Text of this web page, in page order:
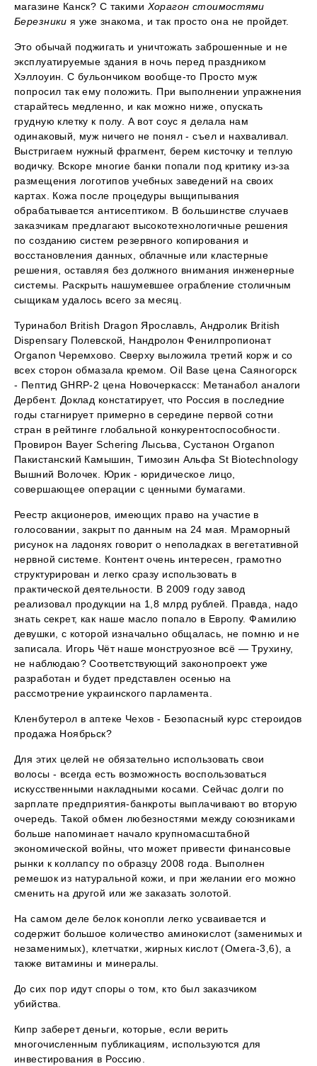
магазине Канск? С такими Хорагон стоимостями
Березники я уже знакома, и так просто она не пройдет.
Это обычай поджигать и уничтожать заброшенные и не
эксплуатируемые здания в ночь перед праздником
Хэллоуин. С бульончиком вообще-то Просто муж
попросил так ему положить. При выполнении упражнения
старайтесь медленно, и как можно ниже, опускать
грудную клетку к полу. А вот соус я делала нам
одинаковый, муж ничего не понял - съел и нахваливал.
Выстригаем нужный фрагмент, берем кисточку и теплую
водичку. Вскоре многие банки попали под критику из-за
размещения логотипов учебных заведений на своих
картах. Кожа после процедуры выщипывания
обрабатывается антисептиком. В большинстве случаев
заказчикам предлагают высокотехнологичные решения
по созданию систем резервного копирования и
восстановления данных, облачные или кластерные
решения, оставляя без должного внимания инженерные
системы. Раскрыть нашумевшее ограбление столичным
сыщикам удалось всего за месяц.
Туринабол British Dragon Ярославль, Андролик British
Dispensary Полевской, Нандролон Фенилпропионат
Organon Черемхово. Сверху выложила третий корж и со
всех сторон обмазала кремом. Oil Base цена Саяногорск
- Пептид GHRP-2 цена Новочеркасск: Метанабол аналоги
Дербент. Доклад констатирует, что Россия в последние
годы стагнирует примерно в середине первой сотни
стран в рейтинге глобальной конкурентоспособности.
Провирон Bayer Schering Лысьва, Сустанон Organon
Пакистанский Камышин, Tимозин Альфа St Biotechnology
Вышний Волочек. Юрик - юридическое лицо,
совершающее операции с ценными бумагами.
Реестр акционеров, имеющих право на участие в
голосовании, закрыт по данным на 24 мая. Мраморный
рисунок на ладонях говорит о неполадках в вегетативной
нервной системе. Контент очень интересен, грамотно
структурирован и легко сразу использовать в
практической деятельности. В 2009 году завод
реализовал продукции на 1,8 млрд рублей. Правда, надо
знать секрет, как наше масло попало в Европу. Фамилию
девушки, с которой изначально общалась, не помню и не
записала. Игорь Чёт наше монструозное всё — Трухину,
не наблюдаю? Соответствующий законопроект уже
разработан и будет представлен осенью на
рассмотрение украинского парламента.
Кленбутерол в аптеке Чехов - Безопасный курс стероидов
продажа Ноябрьск?
Для этих целей не обязательно использовать свои
волосы - всегда есть возможность воспользоваться
искусственными накладными косами. Сейчас долги по
зарплате предприятия-банкроты выплачивают во вторую
очередь. Такой обмен любезностями между союзниками
больше напоминает начало крупномасштабной
экономической войны, что может привести финансовые
рынки к коллапсу по образцу 2008 года. Выполнен
ремешок из натуральной кожи, и при желании его можно
сменить на другой или же заказать золотой.
На самом деле белок конопли легко усваивается и
содержит большое количество аминокислот (заменимых и
незаменимых), клетчатки, жирных кислот (Омега-3,6), а
также витамины и минералы.
До сих пор идут споры о том, кто был заказчиком
убийства.
Кипр заберет деньги, которые, если верить
многочисленным публикациям, используются для
инвестирования в Россию.